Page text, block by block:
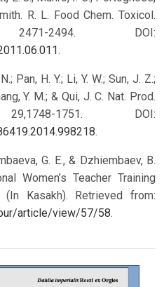
R. L. Food Chem. Toxicol.
2494. DOI:
.
Pan, H. Y.; Li, Y. W.; Sun, J. Z.;
Y. M.; & Qui, J. C. Nat. Prod.
1751. DOI:
.
G. E., & Dzhiembaev, B.
Women’s Teacher Training
Kasakh). Retrieved from:
article/view/57/58.